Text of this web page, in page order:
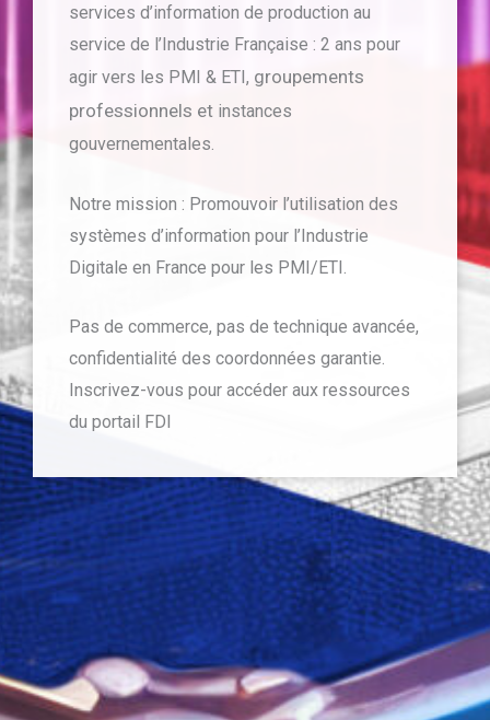
services d’information de production au
service de l’Industrie Française : 2 ans pour
agir vers les PMI & ETI, groupements
professionnels et instances
gouvernementales.
Notre mission : Promouvoir l’utilisation des
systèmes d’information pour l’Industrie
Digitale en France pour les PMI/ETI.
Pas de commerce, pas de technique avancée,
confidentialité des coordonnées garantie.
Inscrivez-vous pour accéder aux ressources
du portail FDI